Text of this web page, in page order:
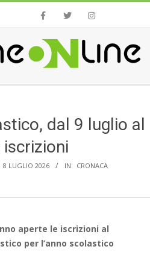
dal 9 luglio al
iscrizioni
8 LUGLIO 2026 IN: CRONACA
aperte le iscrizioni al
per l’anno scolastico